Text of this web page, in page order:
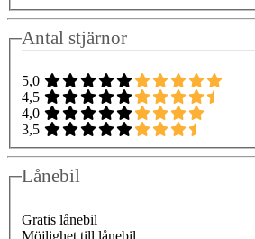
Antal stjärnor
5,0
4,5
4,0
3,5
Lånebil
Gratis lånebil
Möjlighet till lånebil